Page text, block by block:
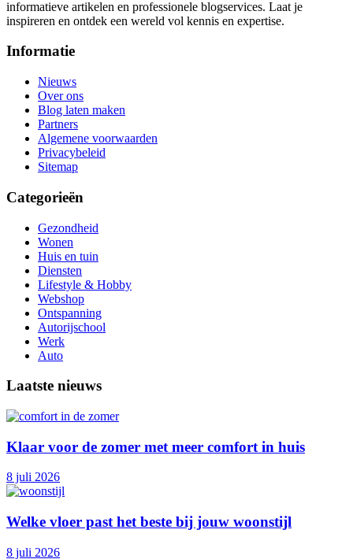
informatieve artikelen en professionele blogservices. Laat je
inspireren en ontdek een wereld vol kennis en expertise.
Informatie
Nieuws
Over ons
Blog laten maken
Partners
Algemene voorwaarden
Privacybeleid
Sitemap
Categorieën
Gezondheid
Wonen
Huis en tuin
Diensten
Lifestyle & Hobby
Webshop
Ontspanning
Autorijschool
Werk
Auto
Laatste nieuws
Klaar voor de zomer met meer comfort in huis
8 juli 2026
Welke vloer past het beste bij jouw woonstijl
8 juli 2026